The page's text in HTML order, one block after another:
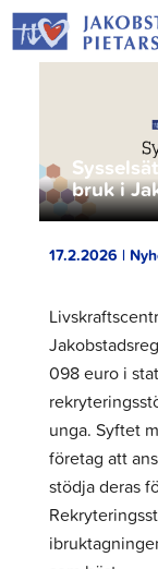
Hoppa
till
innehållet
bruk i
17.2.2026 |
098 euro i
unga. Syftet
företag att
stödja deras